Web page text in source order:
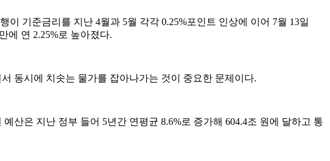
기준금리를 지난 4월과 5월 각각 0.25%포인트 인상에 이어 7월 13일
에 연 2.25%로 높아졌다.
동시에 치솟는 물가를 잡아나가는 것이 중요한 문제이다.
산은 지난 정부 들어 5년간 연평균 8.6%로 증가해 604.4조 원에 달하고 통